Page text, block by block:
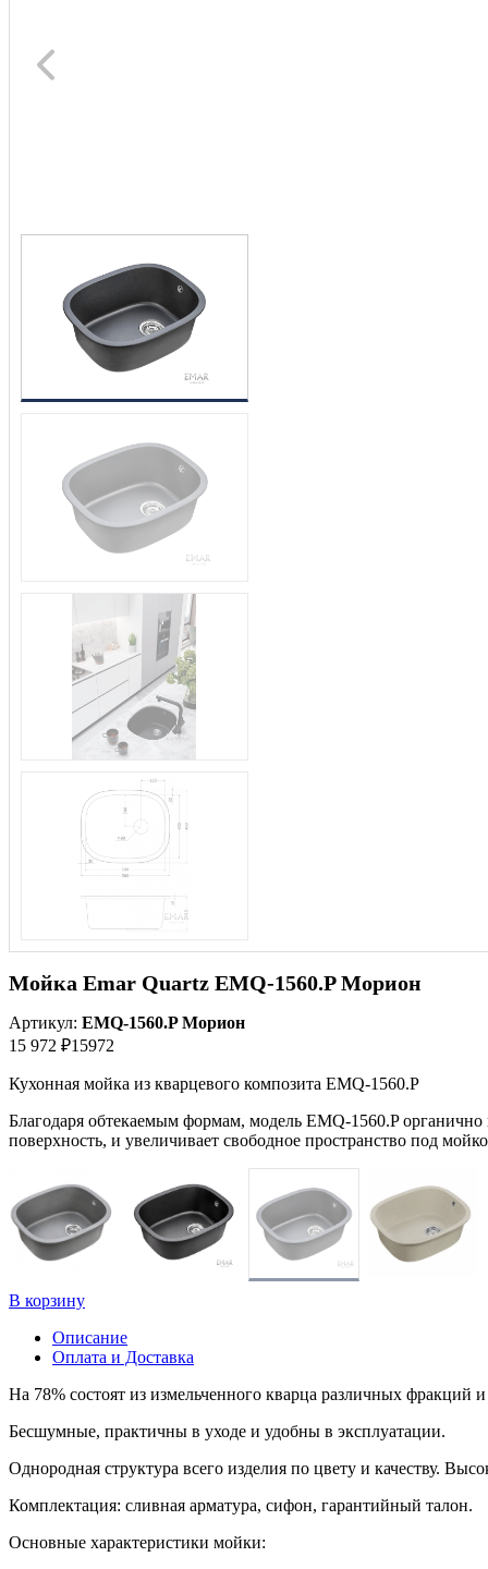
Мойка Emar Quartz EMQ-1560.P Морион
Артикул: EMQ-1560.P Морион
15 972 ₽15972
Кухонная мойка из кварцевого композита EMQ-1560.P
Благодаря обтекаемым формам, модель EMQ-1560.P
поверхность, и увеличивает свободное пространство под
В корзину
Описание
Оплата и Доставка
На 78% состоят из измельченного кварца различных
Бесшумные, практичны в уходе и удобны в эксплуатации.
Однородная структура всего изделия по цвету и качеству.
Комплектация: сливная арматура, сифон, гарантийный талон.
Основные характеристики мойки: